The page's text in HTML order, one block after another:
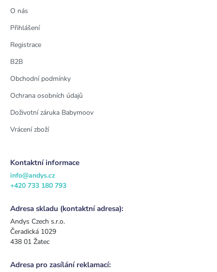
O nás
Přihlášení
Registrace
B2B
Obchodní podmínky
Ochrana osobních údajů
Doživotní záruka Babymoov
Vrácení zboží
Kontaktní informace
info@andys.cz
+420 733 180 793
Adresa skladu (kontaktní adresa):
Andys Czech s.r.o.
Čeradická 1029
438 01 Žatec
Adresa pro zasílání reklamací: